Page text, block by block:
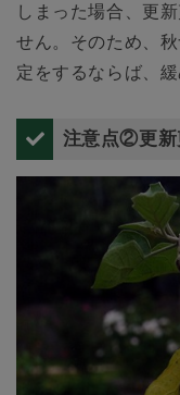
しまった場合、更
せん。そのため、
定をするならば、
注意点②更新